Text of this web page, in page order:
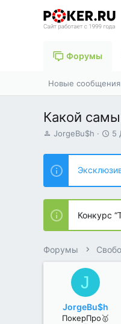
Форумы
Новые сообщения
Какой
А
т
о
р
т
е
м
ы
JorgeBu$h
Д
т
н
а
ч
а
5
Конкурс
Форумы
J
JorgeBu$h
ПокерПро🥇